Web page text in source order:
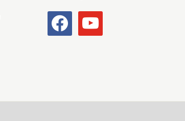
facebook youtube